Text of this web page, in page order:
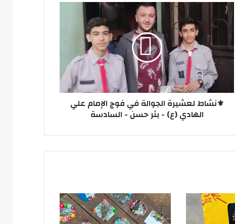
⚜️نشاط
لعشيرة
الجوالة
في
فوج
الإمام
الهادي
(ع)
-
⚜️نشاط لعشيرة الجوالة في فوج الإمام علي
الهادي (ع) - بئر حسن - السادسة